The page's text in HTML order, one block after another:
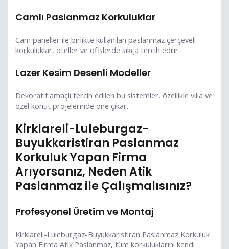
Camlı Paslanmaz Korkuluklar
Cam paneller ile birlikte kullanılan paslanmaz çerçeveli
korkuluklar, oteller ve ofislerde sıkça tercih edilir.
Lazer Kesim Desenli Modeller
Dekoratif amaçlı tercih edilen bu sistemler, özellikle villa ve
özel konut projelerinde öne çıkar.
Kirklareli-Luleburgaz-
Buyukkaristiran Paslanmaz
Korkuluk Yapan Firma
Arıyorsanız, Neden Atik
Paslanmaz ile Çalışmalısınız?
Profesyonel Üretim ve Montaj
Kirklareli-Luleburgaz-Buyukkaristiran Paslanmaz Korkuluk
Yapan Firma Atik Paslanmaz, tüm korkuluklarını kendi